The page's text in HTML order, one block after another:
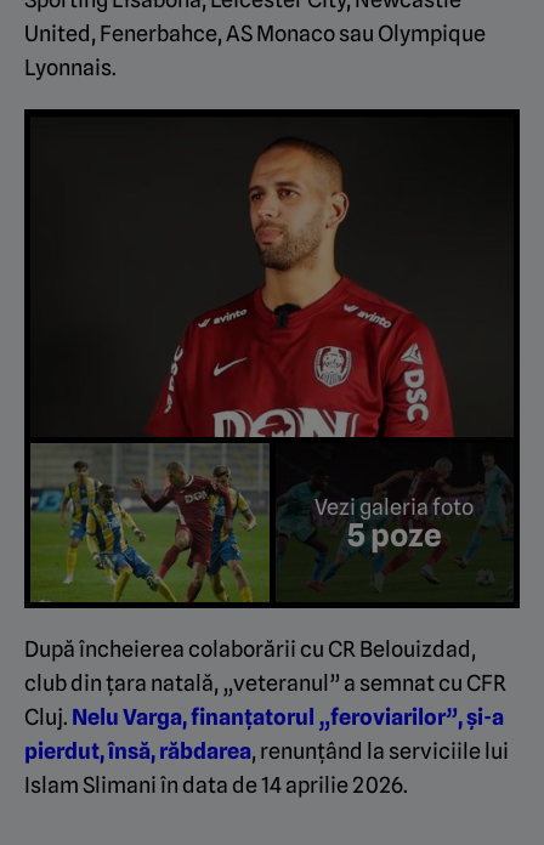
United, Fenerbahce, AS Monaco sau Olympique
Lyonnais.
Vezi galeria foto
5 poze
După încheierea colaborării cu CR Belouizdad,
club din țara natală, „veteranul” a semnat cu CFR
Cluj. Nelu Varga, finanțatorul „feroviarilor”, și-a
pierdut, însă, răbdarea, renunțând la serviciile lui
Islam Slimani în data de 14 aprilie 2026.